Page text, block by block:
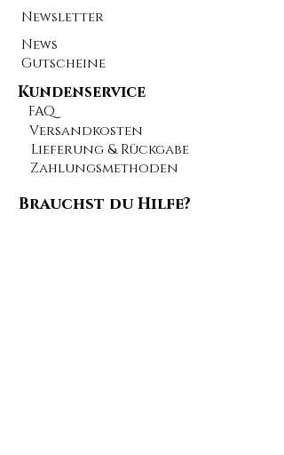
Newsletter
News
Gutscheine
Kundenservice
FAQ
Versandkosten
Lieferung & Rückgabe
Zahlungsmethoden
Brauchst du Hilfe?